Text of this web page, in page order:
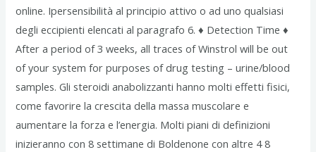
online. Ipersensibilità al principio attivo o ad uno qualsiasi
degli eccipienti elencati al paragrafo 6. ♦ Detection Time ♦
After a period of 3 weeks, all traces of Winstrol will be out
of your system for purposes of drug testing – urine/blood
samples. Gli steroidi anabolizzanti hanno molti effetti fisici,
come favorire la crescita della massa muscolare e
aumentare la forza e l’energia. Molti piani di definizioni
inizieranno con 8 settimane di Boldenone con altre 4 8